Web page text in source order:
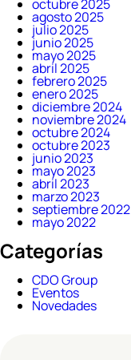
octubre 2025
agosto 2025
julio 2025
junio 2025
mayo 2025
abril 2025
febrero 2025
enero 2025
diciembre 2024
noviembre 2024
octubre 2024
octubre 2023
junio 2023
mayo 2023
abril 2023
marzo 2023
septiembre 2022
mayo 2022
Categorías
CDO Group
Eventos
Novedades